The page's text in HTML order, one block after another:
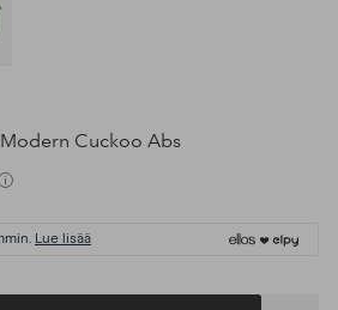
Cuckoo Abs
Lue lisää